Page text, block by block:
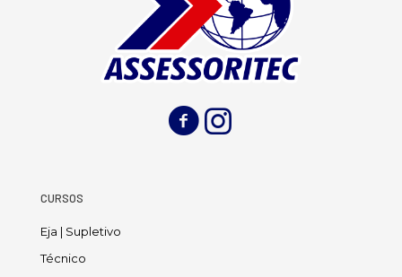
CURSOS
Eja | Supletivo
Técnico